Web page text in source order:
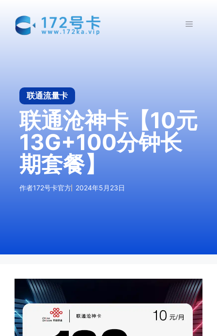
菜
联通流量卡
联通沧神卡【10元
13G+100分钟长
期套餐】
作者172号卡官方 2024年5月23日